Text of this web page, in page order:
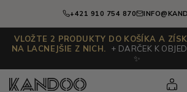
+421 910 754 870
VLOŽTE 2 PRODUKTY DO KOŠÍKA A
NA LACNEJŠIE Z NICH.
+ DARČEK K
✨